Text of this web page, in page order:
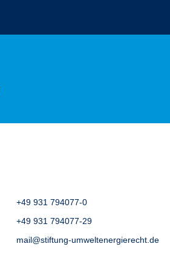
+49 931 794077-0
+49 931 794077-29
mail@stiftung-umweltenergierecht.de